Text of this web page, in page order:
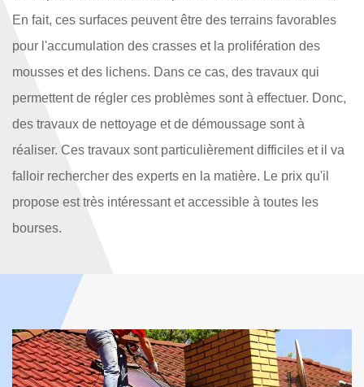
En fait, ces surfaces peuvent être des terrains favorables
pour l'accumulation des crasses et la prolifération des
mousses et des lichens. Dans ce cas, des travaux qui
permettent de régler ces problèmes sont à effectuer. Donc,
des travaux de nettoyage et de démoussage sont à
réaliser. Ces travaux sont particulièrement difficiles et il va
falloir rechercher des experts en la matière. Le prix qu'il
propose est très intéressant et accessible à toutes les
bourses.